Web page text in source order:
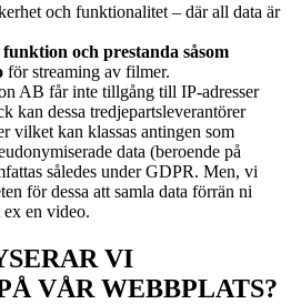
och funktionalitet – där all data är
och prestanda såsom
för streaming av filmer.
AB får inte tillgång till IP-adresser
kan dessa tredjepartsleverantörer
vilket kan klassas antingen som
data (beroende på
således under GDPR. Men, vi
för dessa att samla data förrän ni
en video.
VI
VÅR WEBBPLATS?